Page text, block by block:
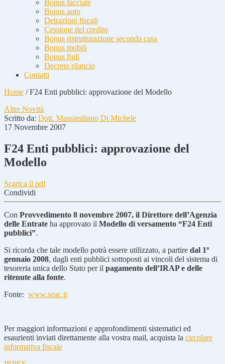
Bonus facciate
Bonus auto
Detrazioni fiscali
Cessione del credito
Bonus ristrutturazione seconda casa
Bonus mobili
Bonus figli
Decreto rilancio
Contatti
Home /F24 Enti pubblici: approvazione del Modello
Altre Novità
Scritto da: Dott. Massimiliano Di Michele
17 Novembre 2007
F24 Enti pubblici: approvazione del
Modello
Scarica il pdf
Condividi
Con Provvedimento 8 novembre 2007, il Direttore dell’Agenzia
delle Entrate ha approvato il Modello di versamento “F24 Enti
pubblici”.
Si ricorda che tale modello potrà essere utilizzato, a partire dal 1º
gennaio 2008, dagli enti pubblici sottoposti ai vincoli del sistema di
tesoreria unica dello Stato per il pagamento dell’IRAP e delle
ritenute alla fonte.
Fonte: www.seac.it
Per maggiori informazioni e approfondimenti sistematici ed
esaurienti inviati direttamente alla vostra mail, acquista la circolare
informativa fiscale